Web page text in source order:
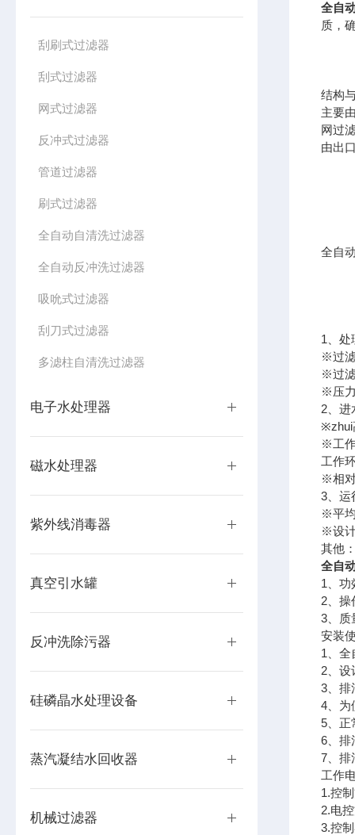
刮刷式过滤器
刮式过滤器
网式过滤器
反冲式过滤器
管道过滤器
刷式过滤器
全自动自清洗过滤器
全自动反冲洗过滤器
吸吮式过滤器
刮刀式过滤器
多滤柱自清洗过滤器
电子水处理器
磁水处理器
紫外线消毒器
真空引水罐
反冲洗除污器
硅磷晶水处理设备
蒸汽凝结水回收器
机械过滤器
全自
质，
结构
主要
网过
由出
全自
1、处
※过
※过
※压
2、进
※zhui
※工
工作
※相
3、运
※平
※设
其他
全自
1、功
2、操
3、质
安装
1、全
2、设
3、排
4、为
5、正
6、排
7、排
工作
1.控
2.电
3.控